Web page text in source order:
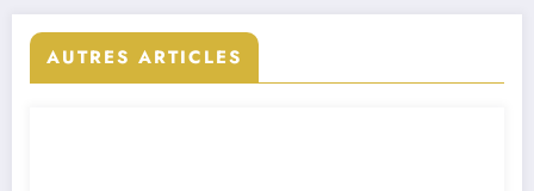
AUTRES ARTICLES